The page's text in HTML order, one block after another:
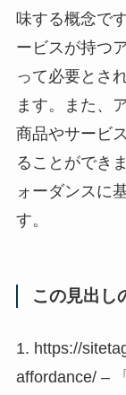
味する概念で
ービスが持つ
って必要とさ
ます。また、
商品やサービ
ることができ
ォーダンスに
す。
この見出し
1. https://
affordance/ –